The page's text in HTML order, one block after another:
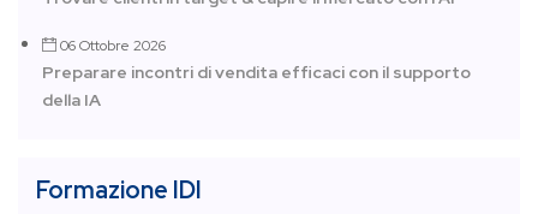
06 Ottobre 2026
Preparare incontri di vendita efficaci con il supporto
della IA
Formazione IDI